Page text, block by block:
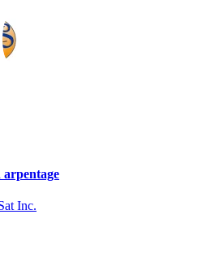
arpentage
Inc.